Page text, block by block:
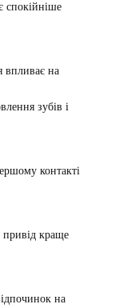
спокійніше
впливає на
зубів і
контакті
привід краще
на